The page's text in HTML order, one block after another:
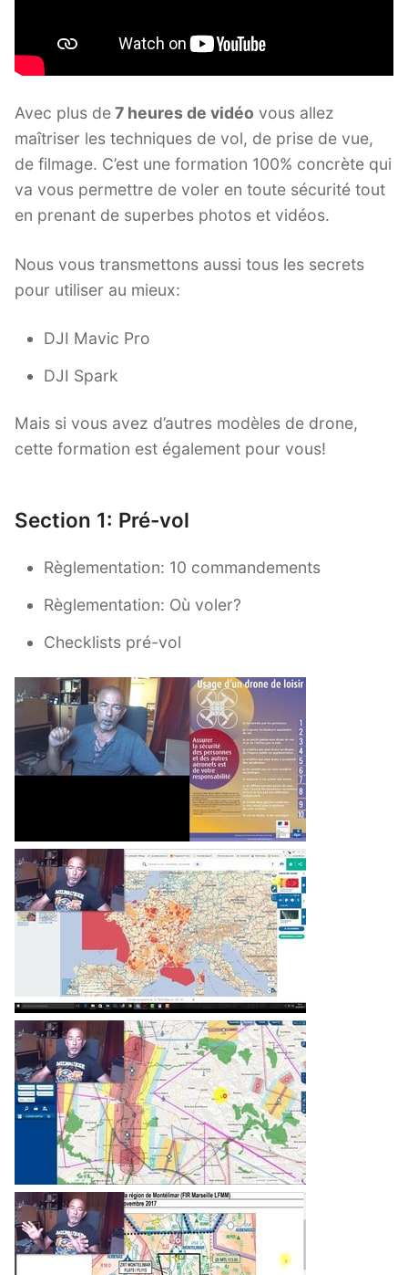
Avec plus de7 heures de vidéo vous allez
maîtriser les techniques de vol, de prise de vue,
de filmage. C’est une formation 100% concrète qui
va vous permettre de voler en toute sécurité tout
en prenant de superbes photos et vidéos.
Nous vous transmettons aussi tous les secrets
pour utiliser au mieux:
DJI Mavic Pro
DJI Spark
Mais si vous avez d’autres modèles de drone,
cette formation est également pour vous!
Section 1: Pré-vol
Règlementation: 10 commandements
Règlementation: Où voler?
Checklists pré-vol